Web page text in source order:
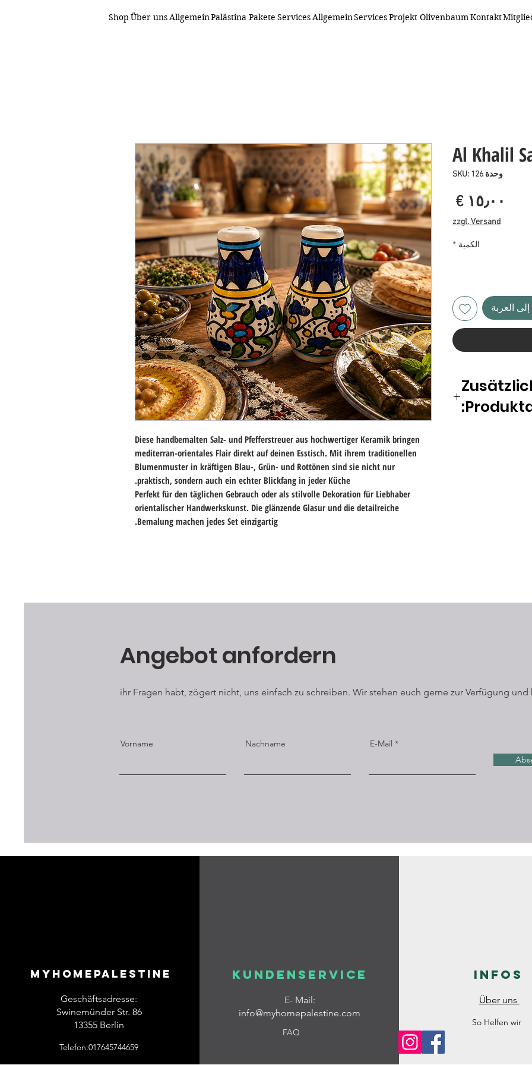
Shop Über uns AllgemeinPalästina Pakete Services AllgemeinServicesProjekt Olivenbaum Kontakt
Diese handbemalten Salz- und Pfefferstreuer aus hochwertiger Keramik bringen
mediterran-orientales Flair direkt auf deinen Esstisch. Mit ihrem traditionellen
Blumenmuster in kräftigen Blau-, Grün- und Rottönen sind sie nicht nur
praktisch, sondern auch ein echter Blickfang in jeder Küche.
Perfekt für den täglichen Gebrauch oder als stilvolle Dekoration für Liebhaber
orientalischer Handwerkskunst. Die glänzende Glasur und die detailreiche
Bemalung machen jedes Set einzigartig.
Al Khalil
وحدة SKU: 126
السعر
zzgl. Versand
الكمية *
العربة
Schonende
Angebot anfordern
ihr Fragen habt, zögert nicht, uns einfach zu schreiben. Wir stehen euch gerne zur Verfügung
Vorname Nachname
E-Mail
Myhomepalestine
Geschäftsadresse:
Swinemünder Str. 86
13355 Berlin
Telefon:017645744659
Kundenservice
E- Mail:
info@myhomepalestine.com
FAQ
Infos
Über uns
So Helfen wir